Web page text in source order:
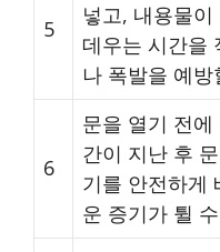
5
넣고, 내용물
데우는 시간을
나 폭발을 예
6
문을 열기 전
간이 지난 후
기를 안전하게
운 증기가 튈